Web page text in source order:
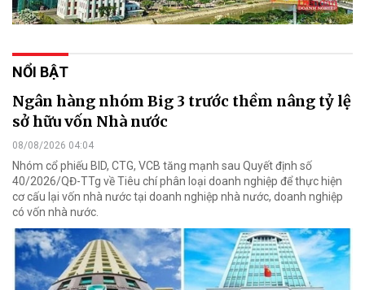
NỔI BẬT
Ngân hàng nhóm Big 3 trước thềm nâng tỷ lệ
sở hữu vốn Nhà nước
08/08/2026 04:04
Nhóm cổ phiếu BID, CTG, VCB tăng mạnh sau Quyết định số
40/2026/QĐ-TTg về Tiêu chí phân loại doanh nghiệp để thực hiện
cơ cấu lại vốn nhà nước tại doanh nghiệp nhà nước, doanh nghiệp
có vốn nhà nước.